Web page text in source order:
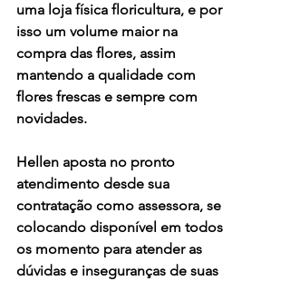
uma loja física floricultura, e por
isso um volume maior na
compra das flores, assim
mantendo a qualidade com
flores frescas e sempre com
novidades.
Hellen aposta no pronto
atendimento desde sua
contratação como assessora, se
colocando disponível em todos
os momento para atender as
dúvidas e inseguranças de suas